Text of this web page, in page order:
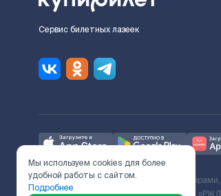
Сервис билетных лазеек
Ж/Д билеты предоставляются
Мы используем cookies для более
удобной работы с сайтом.
Подробнее